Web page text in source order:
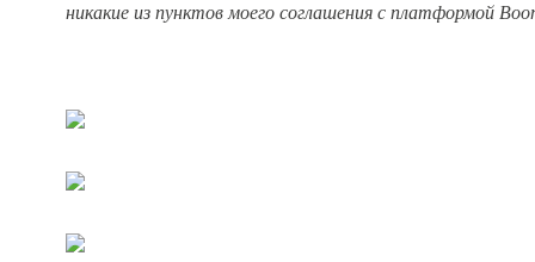
никакие из пунктов моего соглашения с платформой